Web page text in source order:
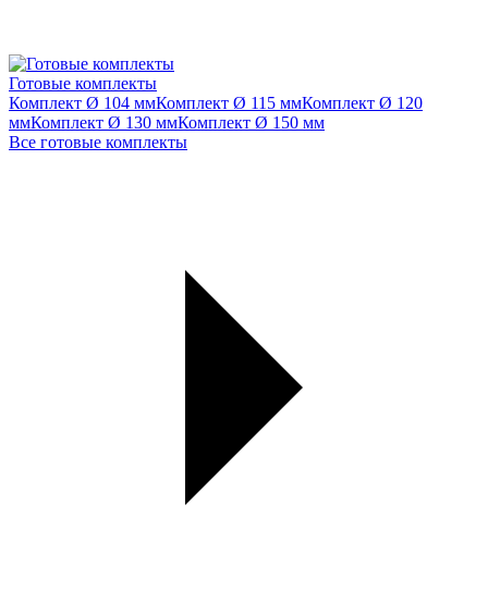
Готовые комплекты
Комплект Ø 104 ммКомплект Ø 115 ммКомплект Ø 120
ммКомплект Ø 130 ммКомплект Ø 150 мм
Все готовые комплекты